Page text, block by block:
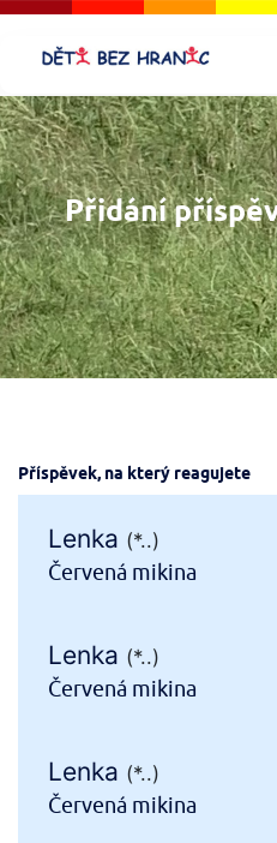
Přidání
Příspěvek, na který reagujete
Lenka (*..)
Červená mikina
Lenka (*..)
Červená mikina
Lenka (*..)
Červená mikina